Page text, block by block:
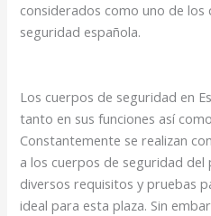
considerados como uno de los
seguridad española.
Los cuerpos de seguridad en
tanto en sus funciones así
Constantemente se realizan
a los cuerpos de seguridad del
diversos requisitos y pruebas
ideal para esta plaza. Sin